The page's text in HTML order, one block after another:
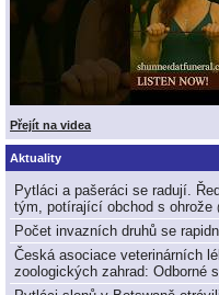
Přejít na videa
Aktuality
Pytláci a pašeráci se radují.
tým, potírající obchod s ohrože
Počet invazních druhů se
Česká asociace veterinárních
zoologických zahrad: Odborné